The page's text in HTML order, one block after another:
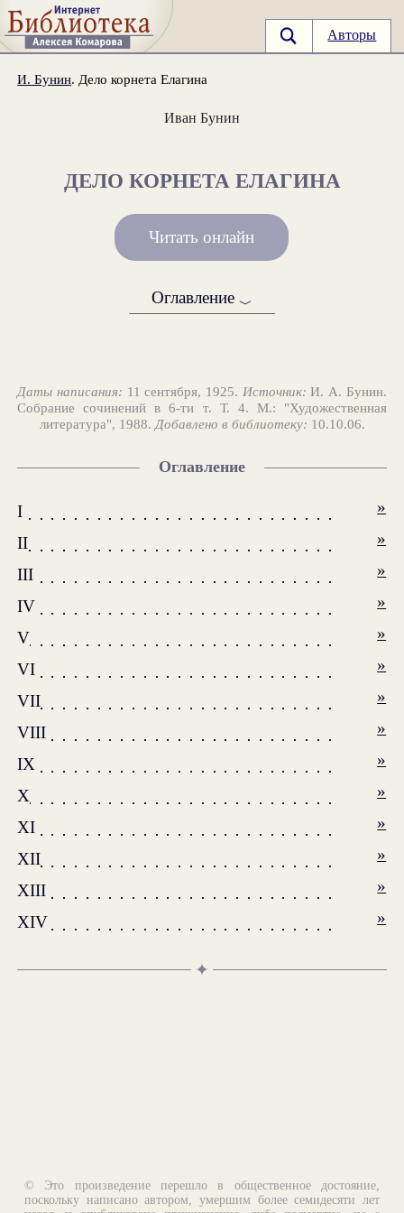
Авторы
И. Бунин. Дело корнета Елагина
Иван Бунин
ДЕЛО КОРНЕТА ЕЛАГИНА
Читать онлайн
Оглавление ﹀
Даты написания: 11 сентября, 1925. Источник: И. А. Бунин.
Собрание сочинений в 6-ти т. Т. 4. М.: "Художественная
литература", 1988. Добавлено в библиотеку: 10.10.06.
Оглавление
I
»
II
»
III
»
IV
»
V
»
VI
»
VII
»
VIII
»
IX
»
X
»
XI
»
XII
»
XIII
»
XIV
»
✦
© Это произведение перешло в общественное достояние,
поскольку написано автором, умершим более семидесяти лет